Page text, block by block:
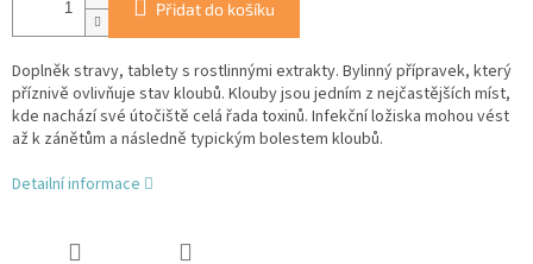
Přidat do košíku
Doplněk stravy, tablety s rostlinnými extrakty. Bylinný přípravek, který
příznivě ovlivňuje stav kloubů. Klouby jsou jedním z nejčastějších míst,
kde nachází své útočiště celá řada toxinů. Infekční ložiska mohou vést
až k zánětům a následně typickým bolestem kloubů.
Detailní informace